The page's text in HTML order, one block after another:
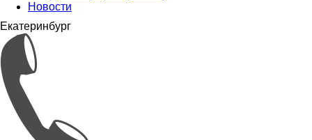
Новости
Екатеринбург